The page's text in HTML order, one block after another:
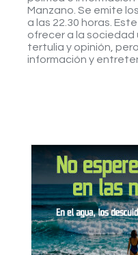
Manzano. Se emite
a las 22.30 horas.
ofrecer a la sociedad
tertulia y opinión,
información y